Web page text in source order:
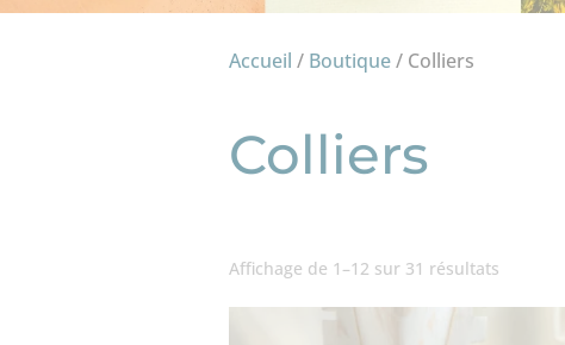
Accueil / Boutique/ Colliers
Colliers
Affichage de 1–12 sur 31 résultats